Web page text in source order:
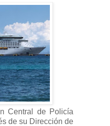
Central de Policía
de su Dirección de